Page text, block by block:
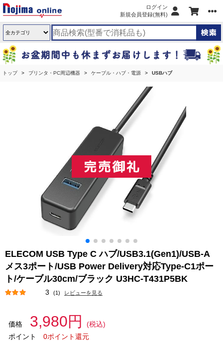
ログイン
新規会員登録(無料)
トップ プリンタ・PC周辺機器 ケーブル・ハブ・電源 USBハブ
ELECOM USB Type C ハブ/USB3.1(Gen1)/USB-A
メス3ポート/USB Power Delivery対応Type-C1ポー
ト/ケーブル30cm/ブラック U3HC-T431P5BK
3 (1) レビューを見る
価格 3,980円
(税込)
ポイント
0ポイント還元